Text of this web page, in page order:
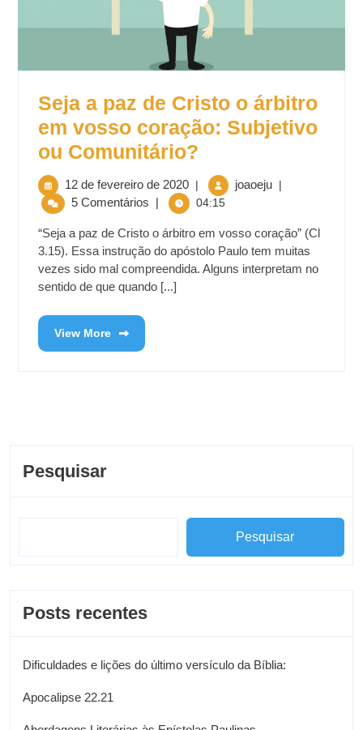
Seja a paz de Cristo o árbitro
em vosso coração: Subjetivo
ou Comunitário?
12 de fevereiro de 2020 | joaoeju |
5 Comentários | 04:15
“Seja a paz de Cristo o árbitro em vosso coração” (Cl
3.15). Essa instrução do apóstolo Paulo tem muitas
vezes sido mal compreendida. Alguns interpretam no
sentido de que quando [...]
View More
Pesquisar
Pesquisar
Posts recentes
Dificuldades e lições do último versículo da Bíblia:
Apocalipse 22.21